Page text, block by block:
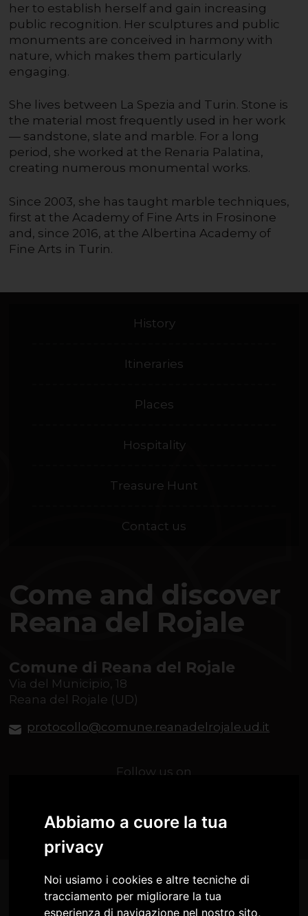
Abbiamo a cuore la tua
privacy
Noi usiamo i cookies e altre tecniche di
tracciamento per migliorare la tua
esperienza di navigazione nel nostro sito,
her to establish herself and gain increasing
public recognition. Her sculptures and public
monuments are conceived in harmony with
nature, which makes them particularly
engaging.
She lives between La Spezia and Turin. Stone is
the material most frequently used in her work
— sandstone, slate and marble. For a long
period, she worked at the Renaria Palatina,
creating numerous monumental works.
Since 2003, she has taught marble techniques,
first at the Academy of Fine Arts in Frosinone
and, since 2016, at the Albertina Academy of
Fine Arts in Turin.
History
Itineraries
Places
Hospitality
Treasure Hunt
Contact us
Come and discover
Reana del Rojale
Comune di Reana del Rojale
Via del Municipio, 18
Reana del Rojale (UD)
protocollo@comune.reanadelrojale.ud.it
Follow us on